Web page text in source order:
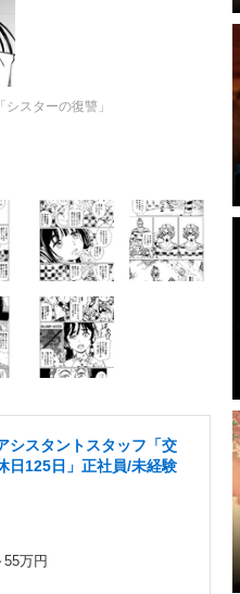
スターの復讐」
シスタントスタッフ「交
日125日」正社員/未経験
55万円